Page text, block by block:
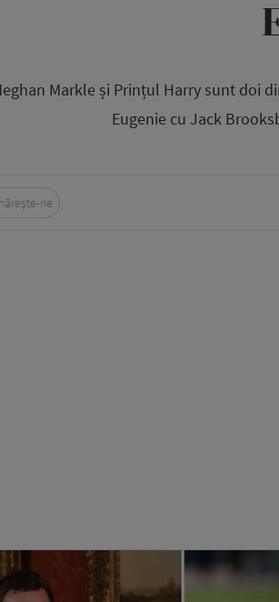
Markle și Prințul Harry sunt doi
Eugenie cu Jack
ne